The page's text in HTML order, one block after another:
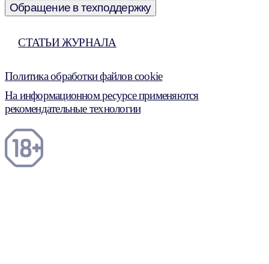
Обращение в техподдержку
СТАТЬИ ЖУРНАЛА
Политика обработки файлов cookie
На информационном ресурсе применяются
рекомендательные технологии